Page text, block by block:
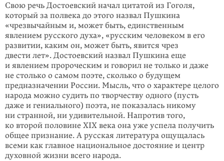
Свою речь Достоевский начал цитатой из Гоголя,
который за полвека до этого назвал Пушкина
«чрезвычайным и, может быть, единственным
явлением русского духа», «русским человеком в его
развитии, каким он, может быть, явится чрез
двести лет». Достоевский назвал Пушкина еще
и явлением проро­ческим и говорил не только и даже
не столько о самом поэте, сколько о буду­щем
предназначении России. Мысль, что о характере целого
народа можно судить по твор­­честву одного (пусть
даже и гениального) поэта, не показалась никому
ни странной, ни удивительной. Напротив того,
ко второй половине XIX века она уже успела получить
общее признание. А русская литература ощущалась
всеми как главное национальное достояние и центр
духовной жизни всего народа.